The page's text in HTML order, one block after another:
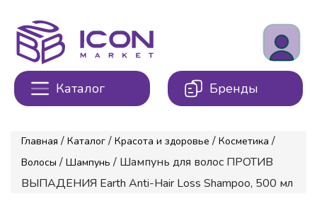
Каталог Бренды
Главная / Каталог / Красота и здоровье / Косметика /
Волосы / Шампунь / Шампунь для волос ПРОТИВ
ВЫПАДЕНИЯ Earth Anti-Hair Loss Shampoo, 500 мл